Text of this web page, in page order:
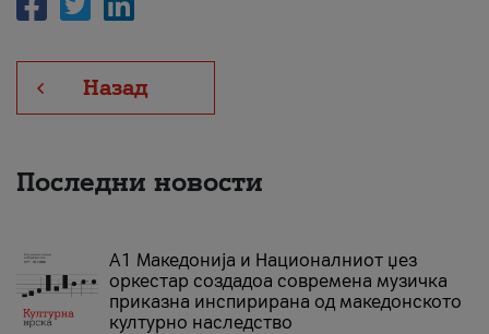
Назад
Последни новости
А1 Македонија и Националниот џез
оркестар создадоа современа музичка
приказна инспирирана од македонското
културно наследство